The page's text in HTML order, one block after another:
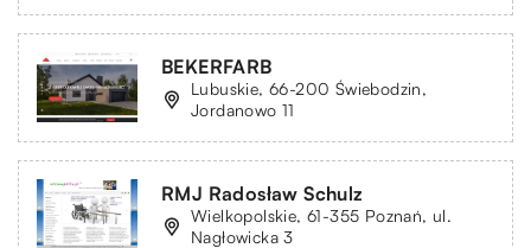
BEKERFARB
Lubuskie, 66-200 Świebodzin,
Jordanowo 11
RMJ Radosław Schulz
Wielkopolskie, 61-355 Poznań, ul.
Nagłowicka 3